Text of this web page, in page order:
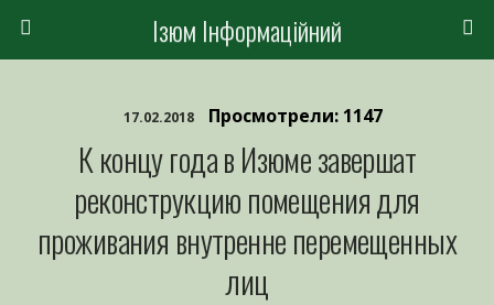
Ізюм Інформаційний
17.02.2018 Просмотрели: 1147
К концу года в Изюме завершат
реконструкцию помещения для
проживания внутренне перемещенных
лиц